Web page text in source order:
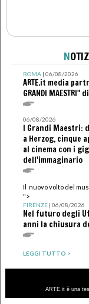
N
ROMA| 06/08/2026
ARTE.it media
GRANDI MAESTRI"
06/08/2026
I Grandi Maestri:
a Herzog, cinque
al cinema con i
dell'immaginario
Il nuovo volto del
">
FIRENZE| 06/08/2026
Nel futuro degli
anni la chiusura
LEGGI TUTTO >
ARTE.it è una